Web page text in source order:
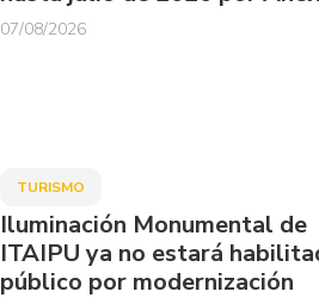
07/08/2026
TURISMO
Iluminación Monumental de
ITAIPU ya no estará
público por modernización